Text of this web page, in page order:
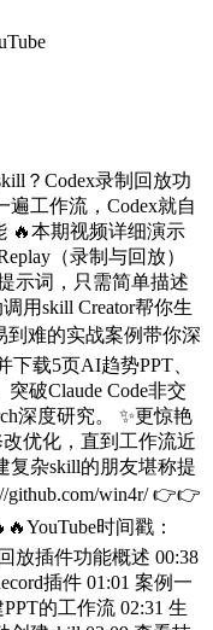
？Codex录制回放功
工作流，Codex就自
🔥本期视频详细演示
（录制与回放）
示词，只需简单描述
用skill Creator帮你生
到难的实战案例带你深
下载5页AI趋势PPT、
破Claude Code非交
深度研究。 ✨更惊艳
优化，直到工作流近
复杂skill的朋友堪称提
win4r/ 👉👉
时间戳：
放插件功能概述 00:38
插件 01:01 案例一
的工作流 02:31 生